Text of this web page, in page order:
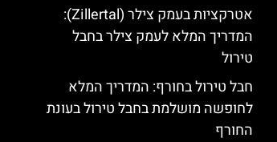
אטרקציות בעמק צילר (Zillertal):
המדריך המלא לעמק צילר בחבל
טירול
חבל טירול בחורף: המדריך המלא
לחופשה מושלמת בחבל טירול בעונת
החורף